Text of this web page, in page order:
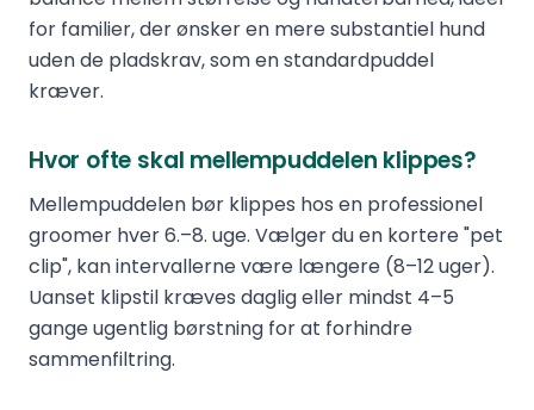
for familier, der ønsker en mere substantiel hund
uden de pladskrav, som en standardpuddel
kræver.
Hvor ofte skal mellempuddelen klippes?
Mellempuddelen bør klippes hos en professionel
groomer hver 6.–8. uge. Vælger du en kortere "pet
clip", kan intervallerne være længere (8–12 uger).
Uanset klipstil kræves daglig eller mindst 4–5
gange ugentlig børstning for at forhindre
sammenfiltring.